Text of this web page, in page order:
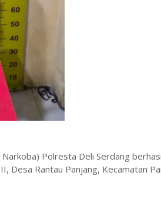
Polresta Deli Serdang
Desa Rantau Panjang, Kecamatan